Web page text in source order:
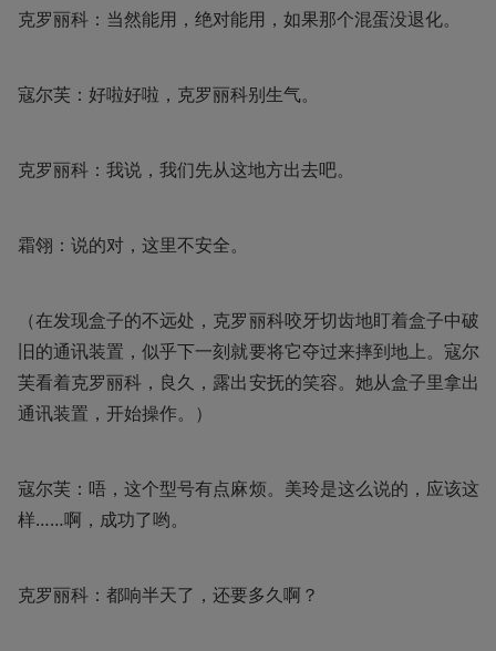
克罗丽科：当然能用，绝对能用，如果那个混蛋没退化。
寇尔芙：好啦好啦，克罗丽科别生气。
克罗丽科：我说，我们先从这地方出去吧。
霜翎：说的对，这里不安全。
（在发现盒子的不远处，克罗丽科咬牙切齿地盯着盒子中破
旧的通讯装置，似乎下一刻就要将它夺过来摔到地上。寇尔
芙看着克罗丽科，良久，露出安抚的笑容。她从盒子里拿出
通讯装置，开始操作。）
寇尔芙：唔，这个型号有点麻烦。美玲是这么说的，应该这
样……啊，成功了哟。
克罗丽科：都响半天了，还要多久啊？